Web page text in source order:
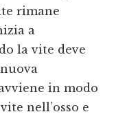
rimane
a
la vite deve
in modo
nell’osso e